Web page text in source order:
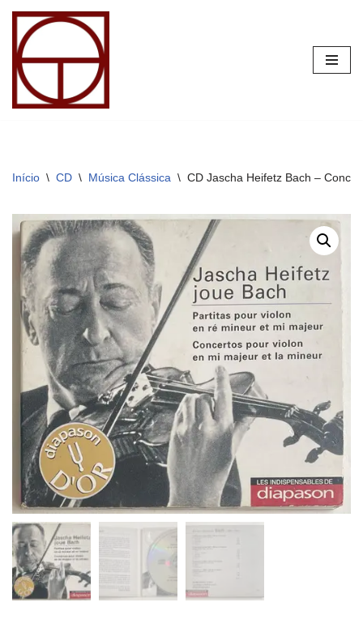
Pular
para
conteúdo
Início \ CD \ Música Clássica \ CD Jascha Heifetz Bach –